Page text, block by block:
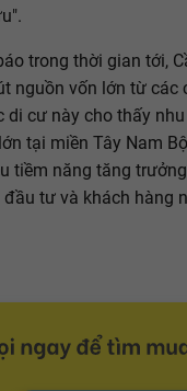
trong thời gian tới,
nguồn vốn lớn từ các
di cư này cho thấy
tại miền Tây Nam
tiềm năng tăng
đầu tư và khách hàng